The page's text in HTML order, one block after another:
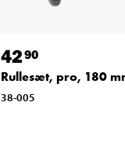
4290
Rullesæt, pro, 180
38-005